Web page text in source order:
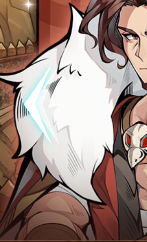
&쿠폰!
공지
공지
공지
폰!
공지
점검